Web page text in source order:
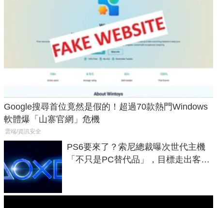
Google搜尋首位竟然是假的！超過70款熱門Windows
軟體爆「山寨官網」危機
雲端/資訊安全
PS6要來了？索尼總裁曝次世代主機
「不只是PC替代品」，目標走出客